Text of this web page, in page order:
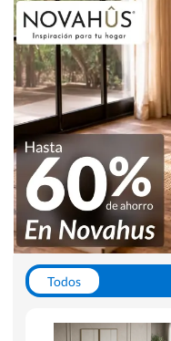
Todos
Escritorios y Sillas PC